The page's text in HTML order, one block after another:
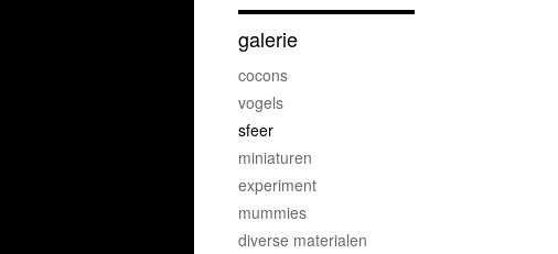
galerie
cocons
vogels
sfeer
miniaturen
experiment
mummies
diverse materialen